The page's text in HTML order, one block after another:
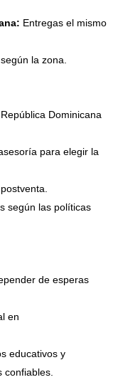
Entregas el mismo
la zona.
Dominicana
para elegir la
según las políticas
de esperas
en
educativos y